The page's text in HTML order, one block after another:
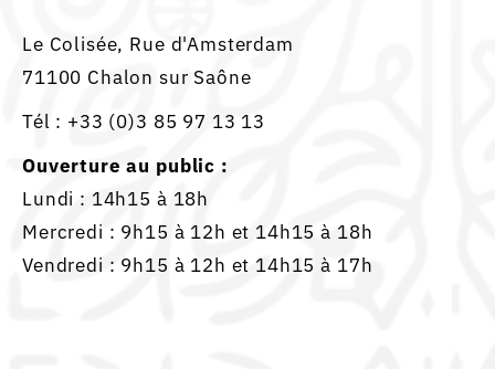
Le Colisée, Rue d'Amsterdam
71100 Chalon sur Saône
Tél : +33 (0)3 85 97 13 13
Ouverture au public :
Lundi : 14h15 à 18h
Mercredi : 9h15 à 12h et 14h15 à 18h
Vendredi : 9h15 à 12h et 14h15 à 17h